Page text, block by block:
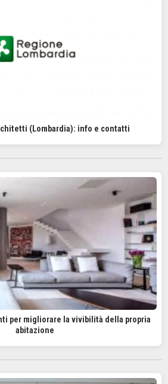
(Lombardia): info e contatti
per migliorare la vivibilità della propria
abitazione